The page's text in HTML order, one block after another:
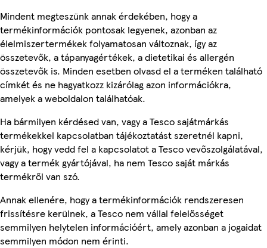
Mindent megteszünk annak érdekében, hogy a
termékinformációk pontosak legyenek, azonban az
élelmiszertermékek folyamatosan változnak, így az
összetevők, a tápanyagértékek, a dietetikai és allergén
összetevők is. Minden esetben olvasd el a terméken található
címkét és ne hagyatkozz kizárólag azon információkra,
amelyek a weboldalon találhatóak.
Ha bármilyen kérdésed van, vagy a Tesco sajátmárkás
termékekkel kapcsolatban tájékoztatást szeretnél kapni,
kérjük, hogy vedd fel a kapcsolatot a Tesco vevőszolgálatával,
vagy a termék gyártójával, ha nem Tesco saját márkás
termékről van szó.
Annak ellenére, hogy a termékinformációk rendszeresen
frissítésre kerülnek, a Tesco nem vállal felelősséget
semmilyen helytelen információért, amely azonban a jogaidat
semmilyen módon nem érinti.